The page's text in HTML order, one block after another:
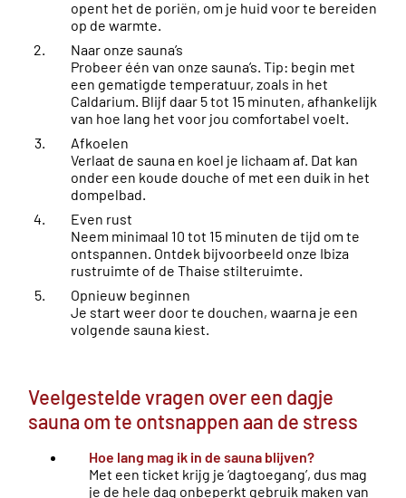
opent het de poriën, om je huid voor te bereiden
op de warmte.
Naar onze sauna’s
Probeer één van onze sauna’s. Tip: begin met
een gematigde temperatuur, zoals in het
Caldarium. Blijf daar 5 tot 15 minuten, afhankelijk
van hoe lang het voor jou comfortabel voelt.
Afkoelen
Verlaat de sauna en koel je lichaam af. Dat kan
onder een koude douche of met een duik in het
dompelbad.
Even rust
Neem minimaal 10 tot 15 minuten de tijd om te
ontspannen. Ontdek bijvoorbeeld onze Ibiza
rustruimte of de Thaise stilteruimte.
Opnieuw beginnen
Je start weer door te douchen, waarna je een
volgende sauna kiest.
Veelgestelde vragen over een dagje
sauna om te ontsnappen aan de stress
Hoe lang mag ik in de sauna blijven?
Met een ticket krijg je ‘dagtoegang’, dus mag
je de hele dag onbeperkt gebruik maken van